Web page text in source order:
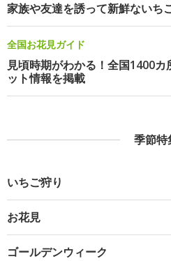
家族や友達を誘って新鮮ないち
全国お花見ガイド
見頃時期がわかる！全国1400
ット情報を掲載
季節特
いちご狩り
お花見
ゴールデンウィーク